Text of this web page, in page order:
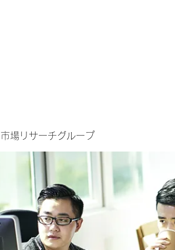
市場リサーチグループ